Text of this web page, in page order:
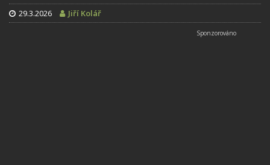
29.3.2026 Jiří Kolář